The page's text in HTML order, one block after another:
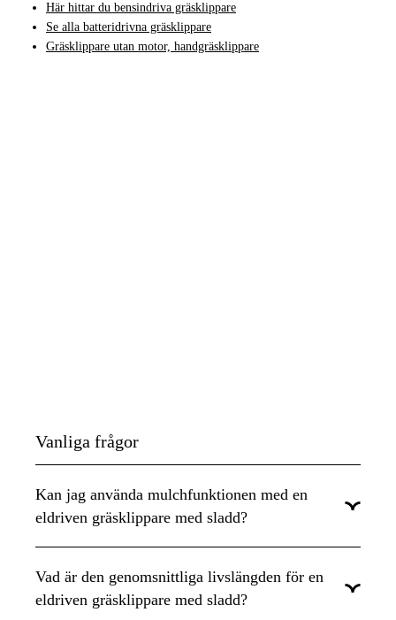
Här hittar du bensindriva gräsklippare
Se alla batteridrivna gräsklippare
Gräsklippare utan motor, handgräsklippare
Vanliga frågor
Kan jag använda mulchfunktionen med en
eldriven gräsklippare med sladd?
Mulch (Bioclip). Du kan enkelt filtrera i listan för att välja med
eller utan mulching. Här har vi samlat alla
Vad är den genomsnittliga livslängden för en
eldriven gräsklippare med sladd?